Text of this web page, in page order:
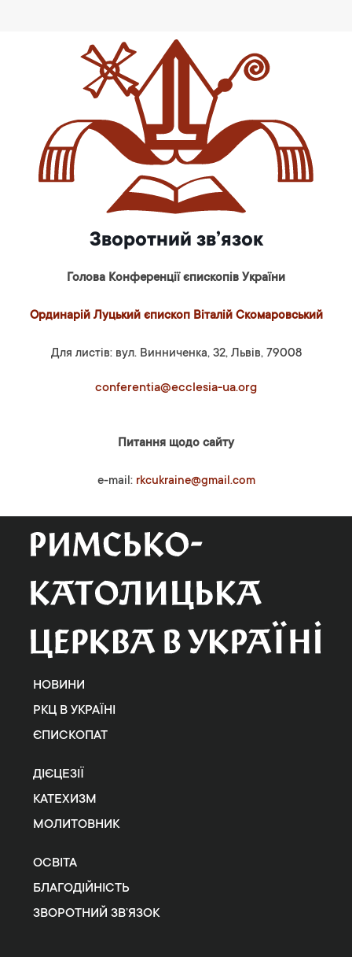
Зворотний зв’язок
Голова Конференції єпископів України
Ординарій Луцький єпископ Віталій Скомаровський
Для листів: вул. Винниченка, 32, Львів, 79008
conferentia@ecclesia-ua.org
Питання щодо сайту
e-mail: rkcukraine@gmail.com
НОВИНИ
РКЦ В УКРАЇНІ
ЄПИСКОПАТ
ДІЄЦЕЗІЇ
КАТЕХИЗМ
МОЛИТОВНИК
ОСВІТА
БЛАГОДІЙНІСТЬ
ЗВОРОТНИЙ ЗВ’ЯЗОК